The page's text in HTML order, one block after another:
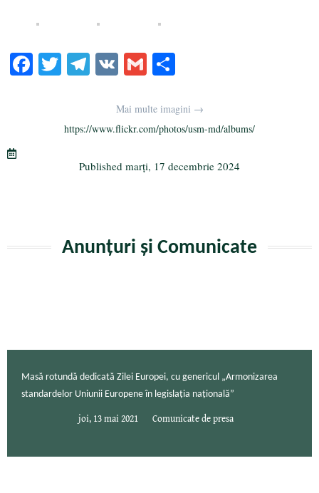
Fa T
r
Te
a
m
V G
ailaj
ea
Mai multe imagini →
https://www.flickr.com/photos/usm-md/albums/
Published marți, 17 decembrie 2024
Anunțuri și Comunicate
Masă rotundă dedicată Zilei Europei, cu genericul „Armonizarea
standardelor Uniunii Europene în legislația națională”
joi, 13 mai 2021 Comunicate de presa